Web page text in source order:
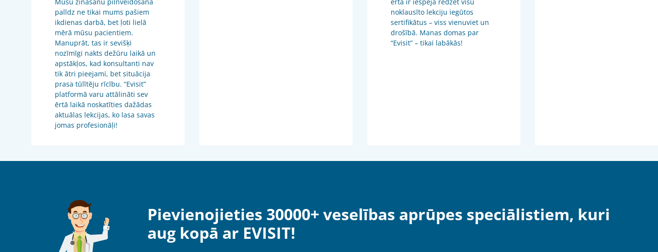
Mūsu zināšanu pilnveidošana
palīdz ne tikai mums pašiem
ikdienas darbā, bet ļoti lielā
mērā mūsu pacientiem.
Manuprāt, tas ir sevišķi
nozīmīgi nakts dežūru laikā un
apstākļos, kad konsultanti nav
tik ātri pieejami, bet situācija
prasa tūlītēju rīcību. “Evisit”
platformā varu attālināti sev
ērtā laikā noskatīties dažādas
aktuālas lekcijas, ko lasa savas
jomas profesionāļi!
ērta ir iespēja redzēt visu
noklausīto lekciju iegūtos
sertifikātus – viss vienuviet un
drošībā. Manas domas par
“Evisit” – tikai labākās!
Pievienojieties 30000+ veselības aprūpes speciālistiem, kuri
aug kopā ar EVISIT!